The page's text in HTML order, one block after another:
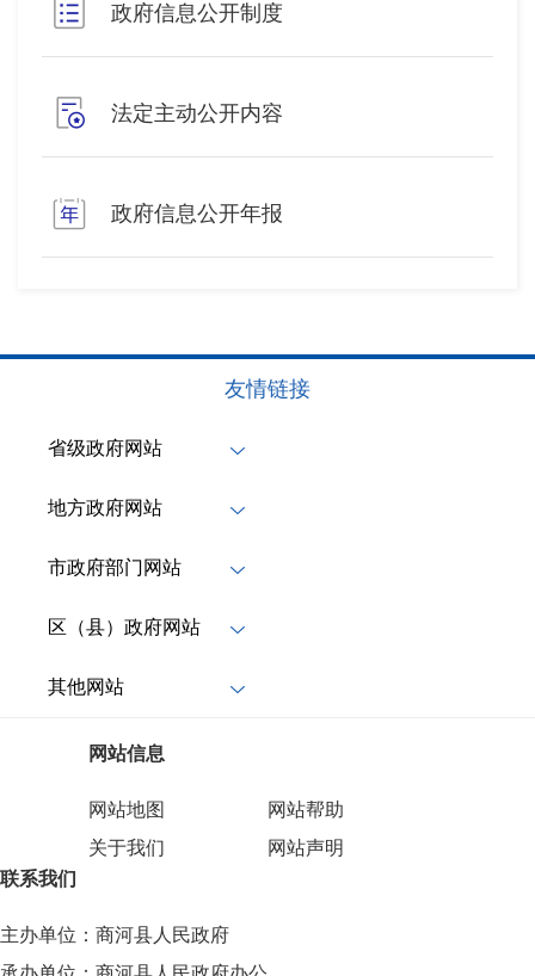
政府信息公开制度
法定主动公开内容
政府信息公开年报
友情链接
省级政府网站
地方政府网站
市政府部门网站
区（县）政府网站
其他网站
网站信息
网站地图
网站帮助
关于我们
网站声明
联系我们
主办单位：商河县人民政府